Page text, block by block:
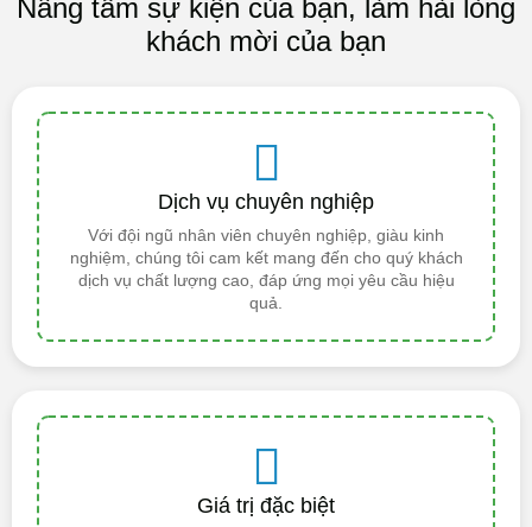
Nâng tầm sự kiện của bạn, làm hài lòng
khách mời của bạn
Dịch vụ chuyên nghiệp
Với đội ngũ nhân viên chuyên nghiệp, giàu kinh
nghiệm, chúng tôi cam kết mang đến cho quý khách
dịch vụ chất lượng cao, đáp ứng mọi yêu cầu hiệu
quả.
Giá trị đặc biệt